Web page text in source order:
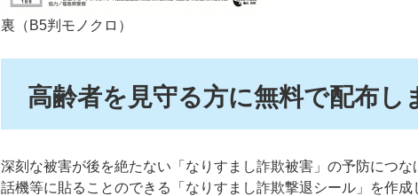
裏（B5判モノクロ）
高齢者を見守る方に無料で配布し
深刻な被害が後を絶たない「なりすまし詐欺被害」の予防につ
話機等に貼ることのできる「なりすまし詐欺撃退シール」を作成